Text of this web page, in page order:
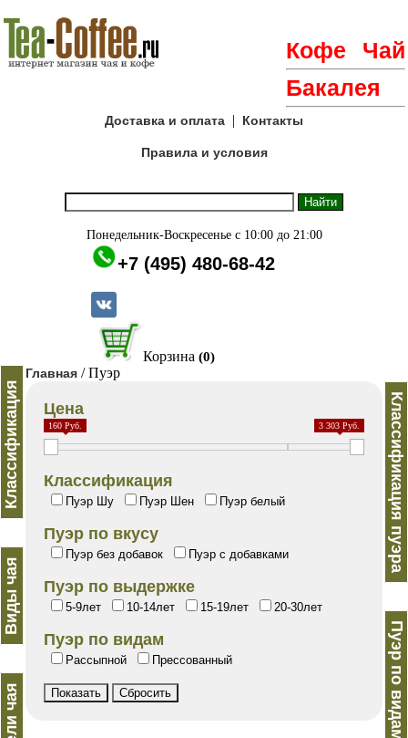
Кофе
Чай
Бакалея
Доставка и оплата | Контакты
Правила и условия
Понедельник-Воскресенье с 10:00 до 21:00
+7 (495) 480-68-42
Корзина (0)
Классификация
Виды чая
Главная / Пуэр
Цена
160 Руб. 3 303 Руб.
Классификация
Пуэр Шу Пуэр Шен Пуэр белый
Пуэр по вкусу
Пуэр без добавок Пуэр с добавками
Пуэр по выдержке
5-9лет 10-14лет 15-19лет 20-30лет
Пуэр по видам
Рассыпной Прессованный
Классификация пуэра
Пуэр по видам